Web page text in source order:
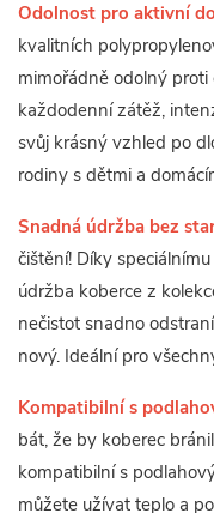
Odolnost pro aktivní
kvalitních
mimořádně odolný proti
každodenní zátěž,
svůj krásný vzhled po
rodiny s dětmi a
Snadná údržba bez
čištění! Díky
údržba koberce z
nečistot snadno
nový. Ideální pro
Kompatibilní s
bát, že by koberec
kompatibilní s
můžete užívat teplo a